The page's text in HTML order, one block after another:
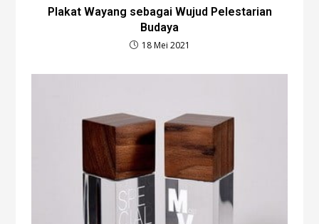
Plakat Wayang sebagai Wujud Pelestarian
Budaya
18 Mei 2021